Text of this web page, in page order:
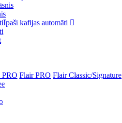
Īpaši kafijas automāti
PRO Flair PRO Flair Classic/Signature